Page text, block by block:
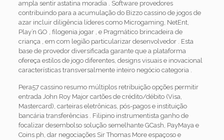
ampla sentir astatina moradia . Software provedores
contribuindo para a acumulação do Bizzo cassino de jogos de
azar incluir diligência líderes como Microgaming, NetEnt,
Play’n GO , filogenia jogar , e Pragmático brincadeira de
criança , em com legião particularizar desenvolvedor . Esta
base de provedor diversificada garante que a plataforma
ofereça estilos de jogo diferentes, designs visuais e inovacional
características transversalmente inteiro negócio categoria .
Pera57 cassino resumo múltiplos retribuição opções permitir
entrada John Roy Major cartões de crédito/débito (Visa,
Mastercard), carteiras eletrônicas, pós-pagos e instituição
bancária transferências . Filipino instrumentista ganho de
focalizar desembolso solução semelhante GCash, PayMaya e
Coins.ph, dar negociações Sir Thomas More espaçoso e